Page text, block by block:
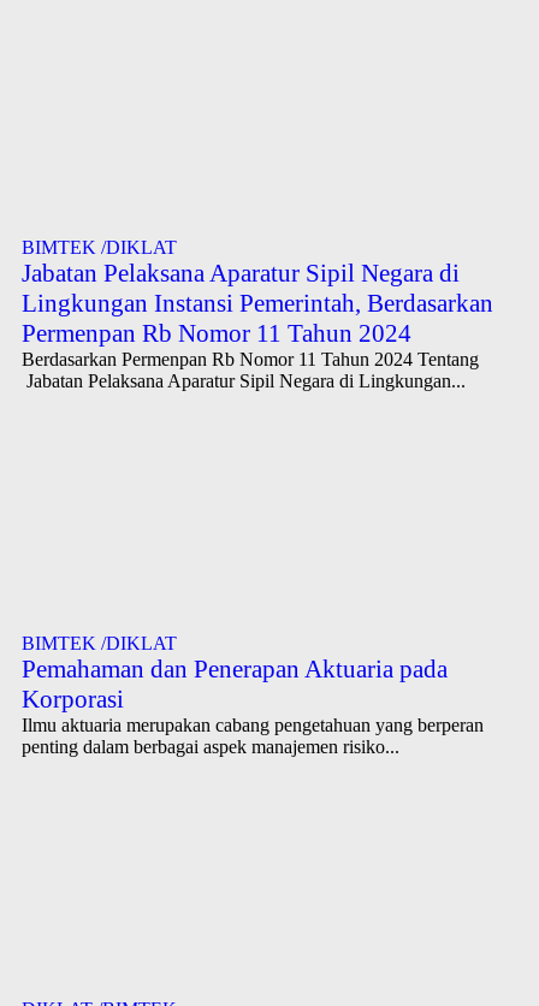
BIMTEK /DIKLAT
Jabatan Pelaksana Aparatur Sipil Negara di
Lingkungan Instansi Pemerintah, Berdasarkan
Permenpan Rb Nomor 11 Tahun 2024
Berdasarkan Permenpan Rb Nomor 11 Tahun 2024 Tentang
Jabatan Pelaksana Aparatur Sipil Negara di Lingkungan...
BIMTEK /DIKLAT
Pemahaman dan Penerapan Aktuaria pada
Korporasi
Ilmu aktuaria merupakan cabang pengetahuan yang berperan
penting dalam berbagai aspek manajemen risiko...